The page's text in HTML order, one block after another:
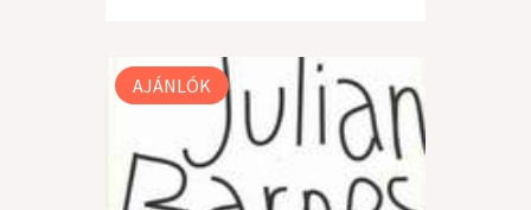
AJÁNLÓK